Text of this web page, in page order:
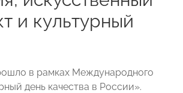
и культурный
в рамках Международного
день качества в России».